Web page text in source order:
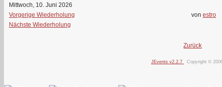
Mittwoch, 10. Juni 2026
Vorgerige Wiederholung
Nächste Wiederholung
von estro
Zurück
JEvents v2.2.7 Copyright ©